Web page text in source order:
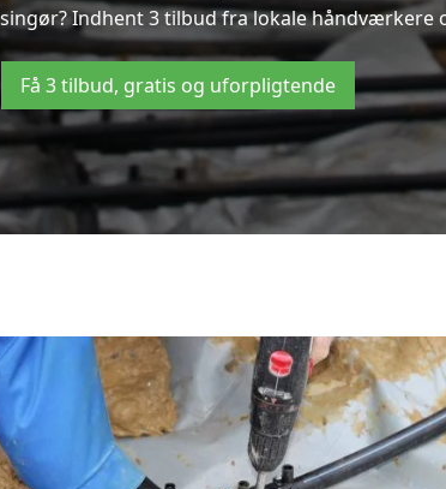
Indhent 3 tilbud fra lokale håndværkere
Få 3 tilbud, gratis og uforpligtende